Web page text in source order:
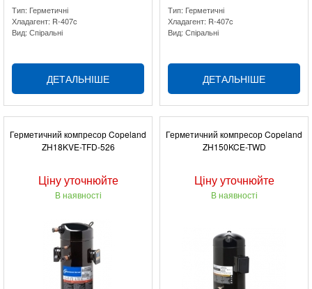
Тип: Герметичні
Хладагент: R-407c
Вид: Спіральні
ДЕТАЛЬНІШЕ
Тип: Герметичні
Хладагент: R-407c
Вид: Спіральні
ДЕТАЛЬНІШЕ
Герметичний компресор Copeland
ZH18KVE-TFD-526
Ціну уточнюйте
В наявності
Герметичний компресор Copeland
ZH150KCE-TWD
Ціну уточнюйте
В наявності